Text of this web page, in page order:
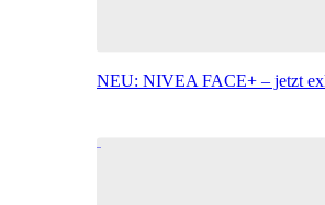
NEU: NIVEA FACE+ – jetzt